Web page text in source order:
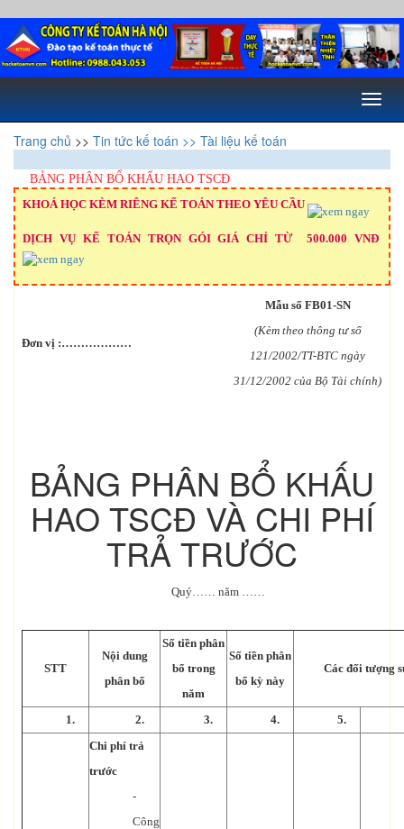
Toggle
Trang chủ >> Tin tức kế toán >> Tài liệu kế toán
BẢNG PHÂN BỔ KHẤU HAO TSCĐ
KHOÁ HỌC KÈM RIÊNG KẾ TOÁN THEO YÊU CẦU
DỊCH VỤ KẾ TOÁN TRỌN GÓI GIÁ CHỈ TỪ 500.000 VNĐ
Đơn vị :………………
Mẫu số FB01-SN
(Kèm theo thông tư số
121/2002/TT-BTC ngày
31/12/2002 của Bộ Tài chính)
BẢNG PHÂN BỔ KHẤU
HAO TSCĐ VÀ CHI PHÍ
TRẢ TRƯỚC
Quý…… năm ……
STT
Nội dung
phân bổ
Số tiền phân
bổ trong
năm
Số tiền phân
bổ kỳ này
Các đối tượng
1. 2. 3. 4.
5.
Chi phí trả
trước
-
Công